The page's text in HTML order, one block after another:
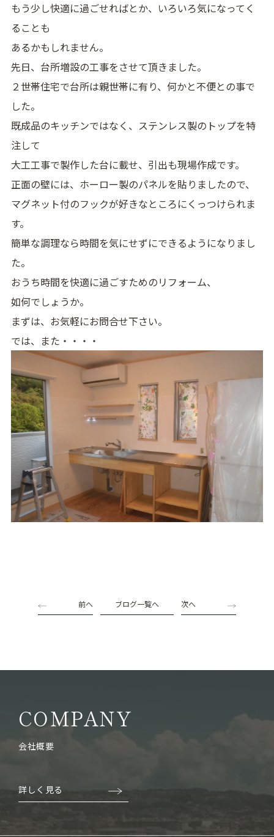
もう少し快適に過ごせればとか、いろいろ気になってく
ることも
あるかもしれません。
先日、台所増設の工事をさせて頂きました。
２世帯住宅で台所は親世帯に有り、何かと不便との事で
した。
既成品のキッチンではなく、ステンレス製のトップを特
注して
大工工事で製作した台に載せ、引出も現場作成です。
正面の壁には、ホーロー製のパネルを貼りましたので、
マグネット付のフックが好きなところにくっつけられま
す。
簡単な調理なら時間を気にせずにできるようになりまし
た。
おうち時間を快適に過ごすためのリフォーム、
如何でしょうか。
まずは、お気軽にお問合せ下さい。
では、また・・・・
前へ ブログ一覧へ 次へ
COMPANY
会社概要
詳しく見る